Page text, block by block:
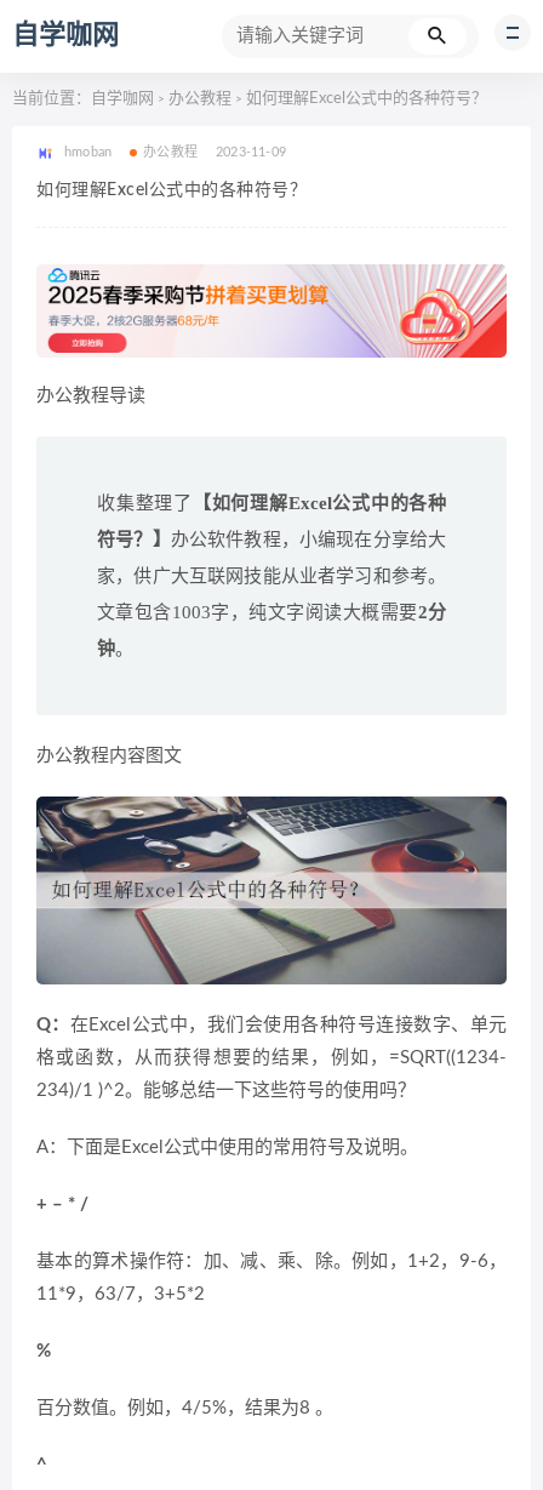
自学咖网
当前位置： 自学咖网 > 办公教程 > 如何理解Excel公式中的各种符号？
hmoban 办公教程 2023-11-09
如何理解Excel公式中的各种符号？
办公教程导读
收集整理了
【如何理解Excel公式中的各种
符号？】 办公软件教程，小编现在分享给大
家，供广大互联网技能从业者学习和参考。
文章包含1003字，纯文字阅读大概需要2分
钟。
办公教程内容图文
Q： 在Excel公式中，我们会使用各种符号连接数字、单元
格或函数，从而获得想要的结果，例如，=SQRT((1234-
234)/1 )^2。能够总结一下这些符号的使用吗？
A：下面是Excel公式中使用的常用符号及说明。
+ – * /
基本的算术操作符：加、减、乘、除。例如，1+2，9-6，
11*9，63/7，3+5*2
%
百分数值。例如，4/5%，结果为8 。
^